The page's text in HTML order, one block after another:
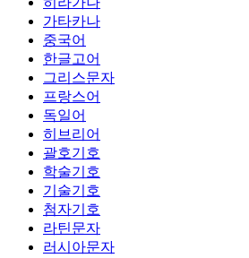
가타카나
중국어
한글고어
그리스문자
프랑스어
독일어
히브리어
괄호기호
학술기호
기술기호
첨자기호
라틴문자
러시아문자